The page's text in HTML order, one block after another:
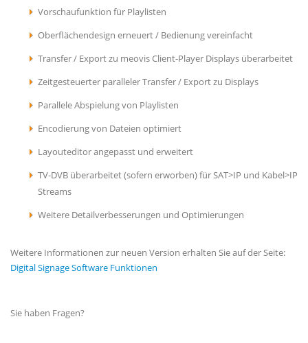
Vorschaufunktion für Playlisten
Oberflächendesign erneuert / Bedienung vereinfacht
Transfer / Export zu meovis Client-Player Displays überarbeitet
Zeitgesteuerter paralleler Transfer / Export zu Displays
Parallele Abspielung von Playlisten
Encodierung von Dateien optimiert
Layouteditor angepasst und erweitert
TV-DVB überarbeitet (sofern erworben) für SAT>IP und Kabel>IP
Streams
Weitere Detailverbesserungen und Optimierungen
Weitere Informationen zur neuen Version erhalten Sie auf der Seite:
Digital Signage Software Funktionen
Sie haben Fragen?